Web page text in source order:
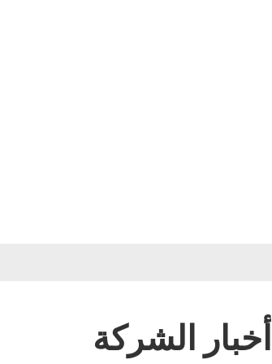
أخبار الشركة